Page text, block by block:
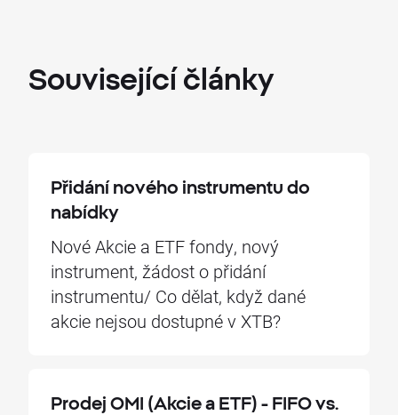
Související články
Přidání nového instrumentu do
nabídky
Nové Akcie a ETF fondy, nový
instrument, žádost o přidání
instrumentu/ Co dělat, když dané
akcie nejsou dostupné v XTB?
Prodej OMI (Akcie a ETF) - FIFO vs.